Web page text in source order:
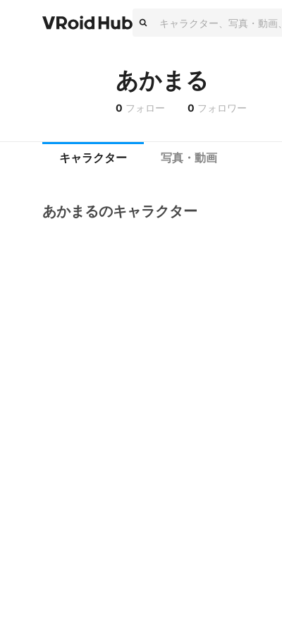
あかまる
0 フォロー 0 フォロワー
キャラクター 写真・動画
あかまるのキャラクター